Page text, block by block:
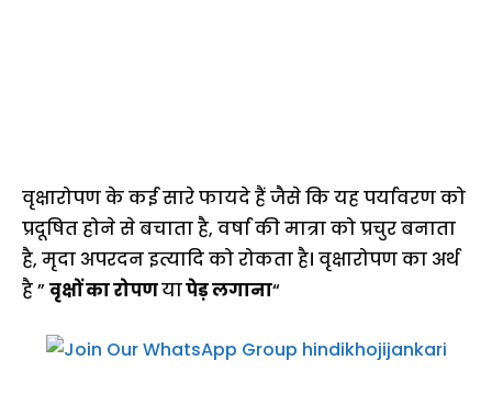
वृक्षारोपण के कई सारे फायदे हैं जैसे कि यह पर्यावरण को
प्रदूषित होने से बचाता है, वर्षा की मात्रा को प्रचुर बनाता
है, मृदा अपरदन इत्यादि को रोकता है। वृक्षारोपण का अर्थ
है ”वृक्षों का रोपणयापेड़ लगाना“